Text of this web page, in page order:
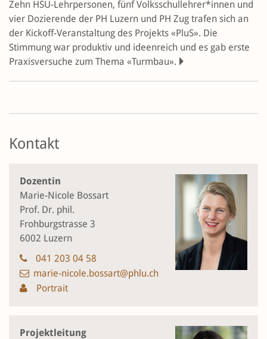
Zehn HSU-Lehrpersonen, fünf Volksschul­lehr­er*innen und
vier Dozierende der PH Luzern und PH Zug trafen sich an
der Kickoff-Veran­stal­tung des Projekts «PluS». Die
Stimmung war produktiv und ideenreich und es gab erste
Praxisversuche zum Thema «Turmbau».
Kontakt
Dozentin
Marie-Nicole Bossart
Prof. Dr. phil.
Frohburgstrasse 3
6002 Luzern
041 203 04 58
marie-nicole.bossart@phlu.ch
Portrait
Projektleitung